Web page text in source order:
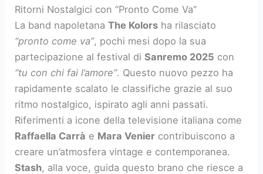
Ritorni Nostalgici con “Pronto Come Va”
La band napoletanaThe Kolors ha rilasciato
“pronto come va”, pochi mesi dopo la sua
partecipazione al festival diSanremo 2025 con
“tu con chi fai l’amore”. Questo nuovo pezzo ha
rapidamente scalato le classifiche grazie al suo
ritmo nostalgico, ispirato agli anni passati.
Riferimenti a icone della televisione italiana come
Raffaella Carrà e Mara Venier contribuiscono a
creare un’atmosfera vintage e contemporanea.
Stash, alla voce, guida questo brano che riesce a